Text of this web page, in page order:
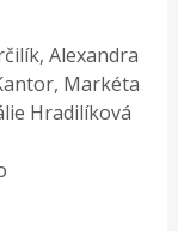
Alexandra
Markéta
Hradilíková